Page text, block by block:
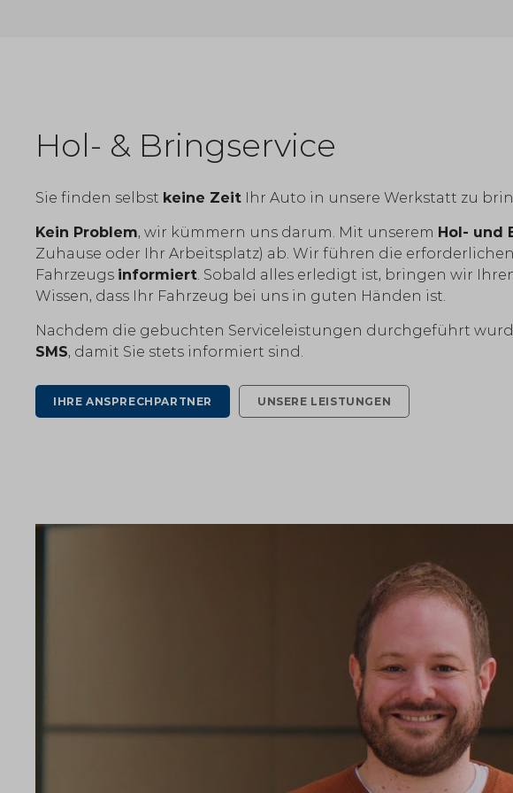
Hol- & Bringservice
Sie finden selbst keine Zeit Ihr Auto in unsere Werkstatt zu
Kein Problem, wir kümmern uns darum. Mit unserem Hol- und
Zuhause oder Ihr Arbeitsplatz) ab. Wir führen die
Fahrzeugs informiert. Sobald alles erledigt ist, bringen wir
Wissen, dass Ihr Fahrzeug bei uns in guten Händen ist.
Nachdem die gebuchten Serviceleistungen durchgeführt
SMS, damit Sie stets informiert sind.
IHRE ANSPRECHPARTNER UNSERE LEISTUNGEN